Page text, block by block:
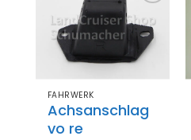
Zum
Merkzettel
hinzufügen
FAHRWERK
Achsanschlag
vo re